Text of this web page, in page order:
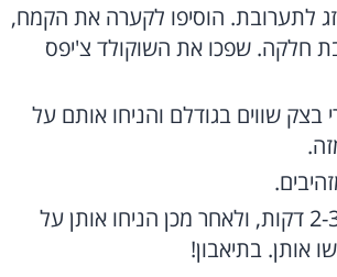
לתערובת. הוסיפו לקערה את הקמח,
חלקה. שפכו את השוקולד צ'יפס
בצק שווים בגודלם והניחו אותם על
בסיום האפייה תנו לעוגיות להצטנן על תבנית האפייה כ-2-3 דקות, ולאחר מכן הניחו אותן על
אותן. בתיאבון!